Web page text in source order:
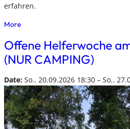
erfahren.
More
Offene Helferwoche
(NUR CAMPING)
Date: So.. 20.09.2026 18:30 – So..